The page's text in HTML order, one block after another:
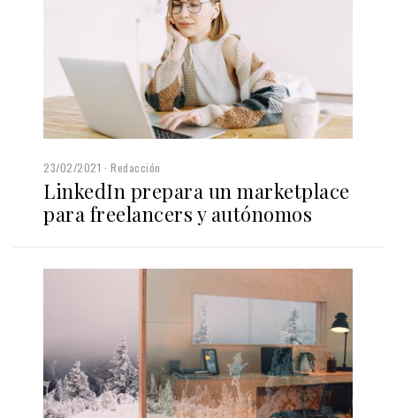
23/02/2021 Redacción
LinkedIn prepara un marketplace
para freelancers y autónomos